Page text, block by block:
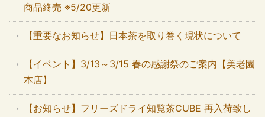
商品終売 ※5/20更新
【重要なお知らせ】日本茶を取り巻く現状について
【イベント】3/13～3/15 春の感謝祭のご案内【美老園
本店】
【お知らせ】フリーズドライ知覧茶CUBE 再入荷致し